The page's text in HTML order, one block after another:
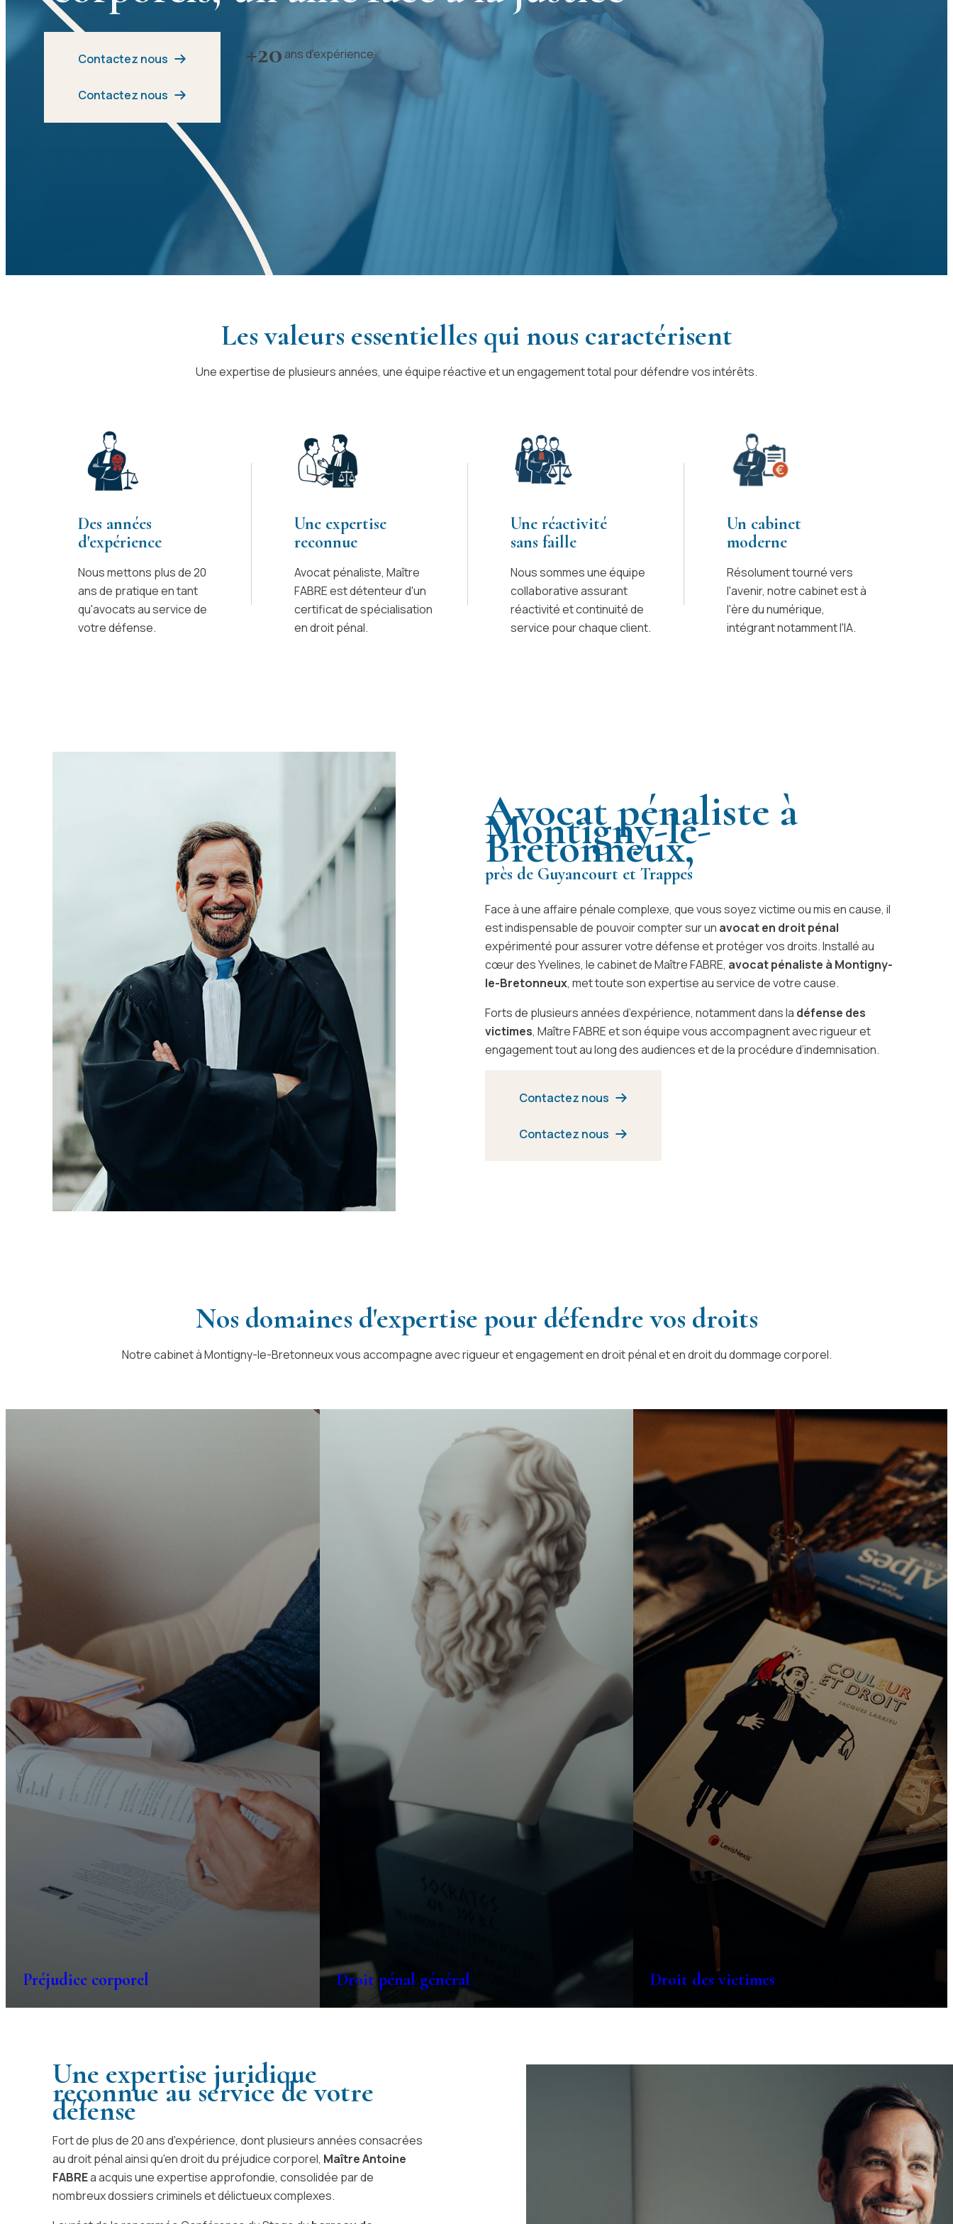
Contactez nous
Contactez nous
+20 ans d'expérience
Les valeurs essentielles qui nous caractérisent
Une expertise de plusieurs années, une équipe réactive et un engagement total pour défendre vos intérêts.
Des années
d'expérience
Nous mettons plus de 20
ans de pratique en tant
qu'avocats au service de
votre défense.
Une expertise
reconnue
Avocat pénaliste, Maître
FABRE est détenteur d'un
certificat de spécialisation
en droit pénal.
Une réactivité
sans faille
Nous sommes une équipe
collaborative assurant
réactivité et continuité de
service pour chaque client.
Un cabinet
moderne
Résolument tourné vers
l'avenir, notre cabinet est à
l'ère du numérique,
intégrant notamment l'IA.
Avocat pénaliste à
Montigny-le-
Bretonneux,
près de Guyancourt et Trappes
Face à une affaire pénale complexe, que vous soyez victime ou mis en cause, il
est indispensable de pouvoir compter sur un avocat en droit pénal
expérimenté pour assurer votre défense et protéger vos droits. Installé au
cœur des Yvelines, le cabinet de Maître FABRE, avocat pénaliste à Montigny-
le-Bretonneux, met toute son expertise au service de votre cause.
Forts de plusieurs années d’expérience, notamment dans la défense des
victimes, Maître FABRE et son équipe vous accompagnent avec rigueur et
engagement tout au long des audiences et de la procédure d’indemnisation.
Contactez nous
Contactez nous
Nos domaines d'expertise pour défendre vos droits
Notre cabinet à Montigny-le-Bretonneux vous accompagne avec rigueur et engagement en droit pénal et en droit du dommage corporel.
Préjudice corporel Droit pénal général Droit des victimes
Une expertise juridique
reconnue au service de votre
défense
Fort de plus de 20 ans d'expérience, dont plusieurs années consacrées
au droit pénal ainsi qu'en droit du préjudice corporel, Maître Antoine
FABREa acquis une expertise approfondie, consolidée par de
nombreux dossiers criminels et délictueux complexes.